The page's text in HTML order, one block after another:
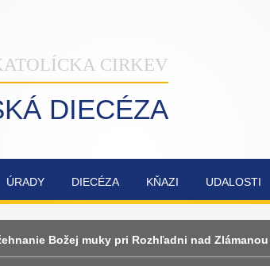
CIRKEV
DIECÉZA
ÚRADY DIECÉZA KŇAZI UDALOSTI
NAŠA
ŽILINSKÁ
DIECÉZA
OBNOVA
KATEDRÁLY
NAJSVÄTEJŠEJ
TROJICE
Božej muky pri Rozhľadni nad Zlámanou